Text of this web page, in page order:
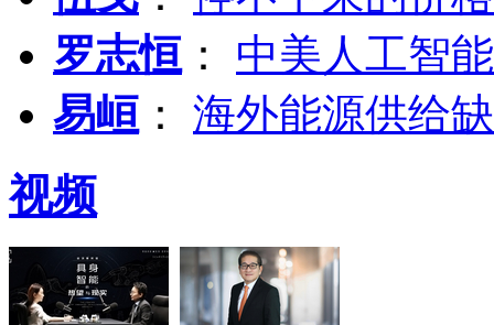
罗志恒 ： 中美人工智
易峘 ： 海外能源供给
视频